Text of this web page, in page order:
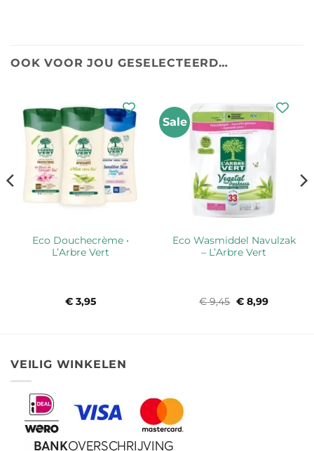
OOK VOOR JOU GESELECTEERD…
Eco Douchecrème •
L’Arbre Vert
€3,95
Sale
Eco Wasmiddel Navulzak
– L’Arbre Vert
€9,45 Oorspronkelijke
prijs
€8,99Huidige
VEILIG WINKELEN